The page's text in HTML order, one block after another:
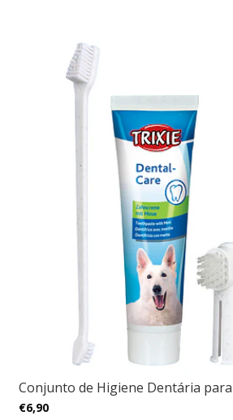
Conjunto de Higiene Dentária para
€6,90